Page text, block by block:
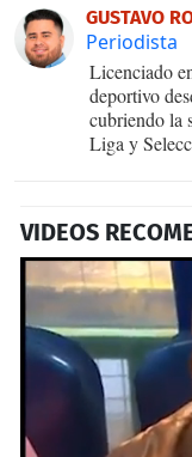
GUSTAVO
Periodista
Licenciado
deportivo
cubriendo la
Liga y
VIDEOS